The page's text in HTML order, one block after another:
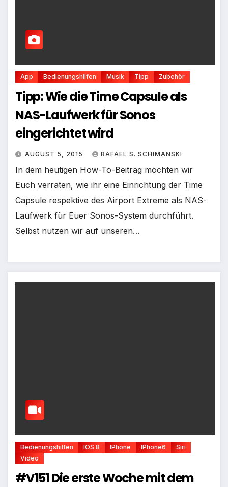
App Bedienungshilfen Musik Tipp Zubehör
Tipp: Wie die Time Capsule als
NAS-Laufwerk für Sonos
eingerichtet wird
AUGUST 5, 2015 RAFAEL S. SCHIMANSKI
In dem heutigen How-To-Beitrag möchten wir
Euch verraten, wie ihr eine Einrichtung der Time
Capsule respektive des Airport Extreme als NAS-
Laufwerk für Euer Sonos-System durchführt.
Selbst nutzen wir auf unseren…
Bedienungshilfen IOS 8 IPhone IPhone6
Siri
Video
#V151 Die erste Woche mit dem